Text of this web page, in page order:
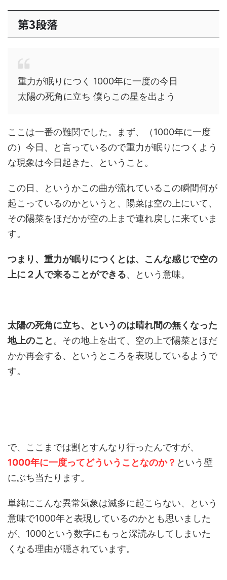
第3段落
重力が眠りにつく 1000年に一度の今日
太陽の死角に立ち 僕らこの星を出よう
ここは一番の難関でした。まず、（1000年に一度
の）今日、と言っているので重力が眠りにつくよう
な現象は今日起きた、ということ。
この日、というかこの曲が流れているこの瞬間何が
起こっているのかというと、陽菜は空の上にいて、
その陽菜をほだかが空の上まで連れ戻しに来ていま
す。
つまり、重力が眠りにつくとは、こんな感じで空の
上に２人で来ることができる、という意味。
太陽の死角に立ち、というのは晴れ間の無くなった
地上のこと 。その地上を出て、空の上で陽菜とほだ
かか再会する、というところを表現しているようで
す。
で、ここまでは割とすんなり行ったんですが、
1000年に一度ってどういうことなのか？ という壁
にぶち当たります。
単純にこんな異常気象は滅多に起こらない、という
意味で1000年と表現しているのかとも思いました
が、1000という数字にもっと深読みしてしまいた
くなる理由が隠されています。